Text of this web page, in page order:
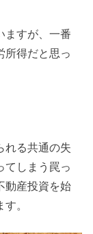
ますが、一番
所得だと思っ
れる共通の失
てしまう罠っ
動産投資を始
。